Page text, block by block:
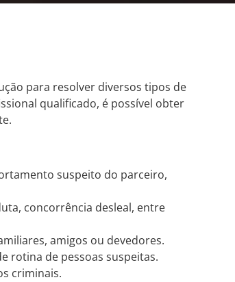
para resolver diversos tipos de
qualificado, é possível obter
suspeito do parceiro,
concorrência desleal, entre
amigos ou devedores.
rotina de pessoas suspeitas.
criminais.